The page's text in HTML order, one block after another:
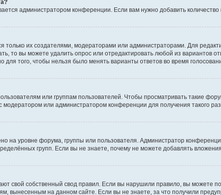
администратором конференции. Если вам нужно добавить
только их создателями, модераторами или администраторами. Для
то вы можете удалить опрос или отредактировать любой из вариантов
для того, чтобы нельзя было менять варианты ответов во время
или группам пользователей. Чтобы просматривать такие
или администратором конференции для получения такого
на уровне форума, группы или пользователя. Администратор
групп. Если вы не знаете, почему не можете добавлять
свой собственный свод правил. Если вы нарушили правило, вы можете
вынесенным на данном сайте. Если вы не знаете, за что получили